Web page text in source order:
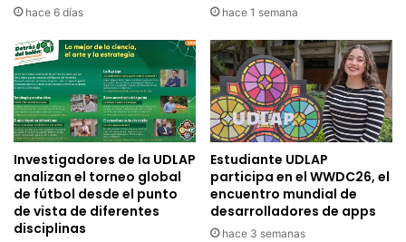
hace 6 días hace 1 semana
Investigadores de la UDLAP
analizan el torneo global
de fútbol desde el punto
de vista de diferentes
disciplinas
Estudiante UDLAP
participa en el WWDC26, el
encuentro mundial de
desarrolladores de apps
hace 3 semanas